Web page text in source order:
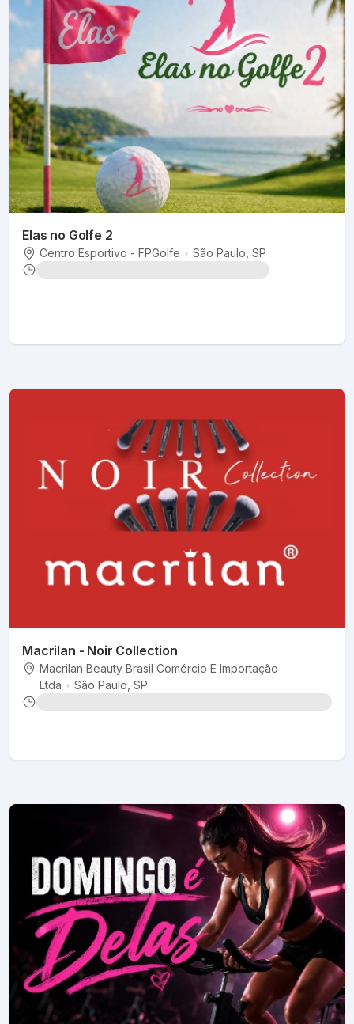
Elas no Golfe 2
Centro Esportivo - FPGolfe • São Paulo , SP
Macrilan - Noir Collection
Macrilan Beauty Brasil Comércio E Importação
Ltda • São Paulo , SP